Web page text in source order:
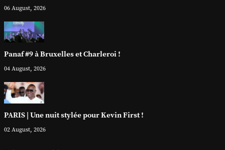
06 August, 2026
Panaf #9 à Bruxelles et Charleroi !
04 August, 2026
PARIS | Une nuit stylée pour Kevin First !
02 August, 2026